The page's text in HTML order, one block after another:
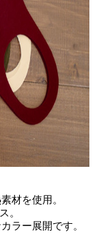
材を使用。
。
ラー展開です。